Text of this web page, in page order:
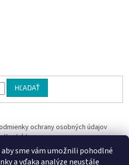
sme vám umožnili pohodlné
a vďaka analýze neustále
HĽADAŤ
ochrany osobných údajov
Kontakty
podmienky